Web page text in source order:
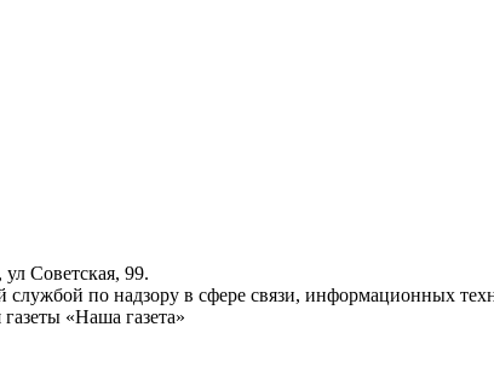
Советская, 99.
по надзору в сфере связи, информационных
«Наша газета»